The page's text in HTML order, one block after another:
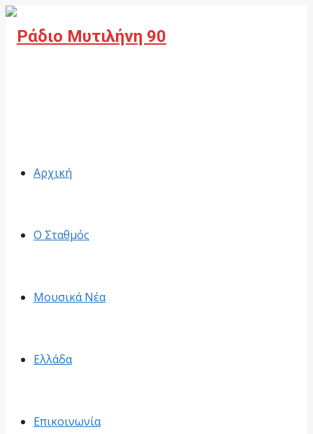
Αρχική
Ο Σταθμός
Μουσικά Νέα
Ελλάδα
Επικοινωνία